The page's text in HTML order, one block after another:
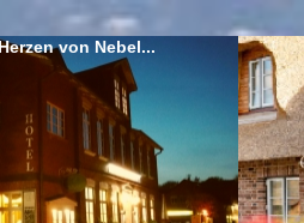
von Nebel...